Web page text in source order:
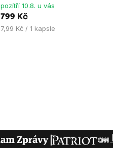
4,8
pozítří 10.8. u vás
799 Kč
Měrná
7,99 Kč / 1 kapsle